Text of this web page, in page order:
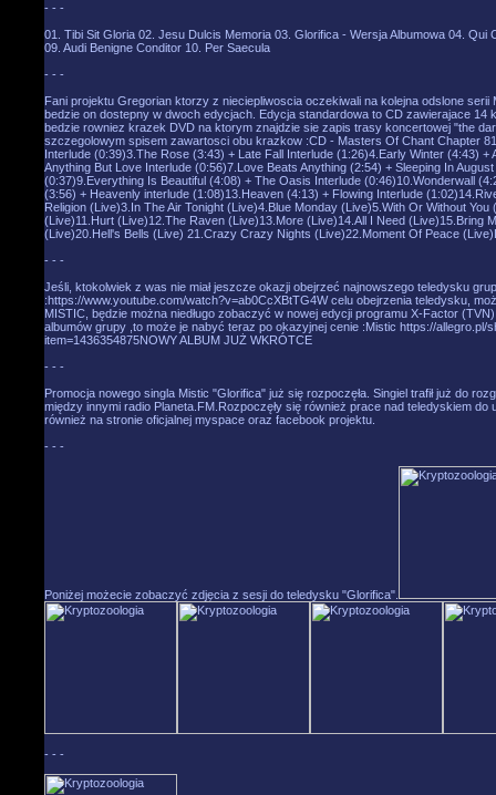
- - -
01. Tibi Sit Gloria 02. Jesu Dulcis Memoria 03. Glorifica - Wersja Albumowa 04.
09. Audi Benigne Conditor 10. Per Saecula
- - -
Fani projektu Gregorian ktorzy z nieciepliwoscia oczekiwali na kolejna odslone
bedzie on dostepny w dwoch edycjach. Edycja standardowa to CD zawierajace
bedzie rowniez krazek DVD na ktorym znajdzie sie zapis trasy koncertowej "the
szczegolowym spisem zawartosci obu krazkow :CD - Masters Of Chant Chapter
Interlude (0:39)3.The Rose (3:43) + Late Fall Interlude (1:26)4.Early Winter (4:43)
Anything But Love Interlude (0:56)7.Love Beats Anything (2:54) + Sleeping In
(0:37)9.Everything Is Beautiful (4:08) + The Oasis Interlude (0:46)10.Wonderwall
(3:56) + Heavenly interlude (1:08)13.Heaven (4:13) + Flowing Interlude
Religion (Live)3.In The Air Tonight (Live)4.Blue Monday (Live)5.With Or Without
(Live)11.Hurt (Live)12.The Raven (Live)13.More (Live)14.All I Need (Live)15.Bring
(Live)20.Hell's Bells (Live) 21.Crazy Crazy Nights (Live)22.Moment Of Peace
- - -
Jeśli, ktokolwiek z was nie miał jeszcze okazji obejrzeć najnowszego teledysku
:https://www.youtube.com/watch?v=ab0CcXBtTG4W celu obejrzenia teledysku,
MISTIC, będzie można niedługo zobaczyć w nowej edycji programu X-Factor
albumów grupy ,to może je nabyć teraz po okazyjnej cenie :Mistic https://
item=1436354875NOWY ALBUM JUŻ WKRÓTCE
- - -
Promocja nowego singla Mistic "Glorifica" już się rozpoczęła. Singiel trafił już do
między innymi radio Planeta.FM.Rozpoczęły się również prace nad teledyskiem
również na stronie oficjalnej myspace oraz facebook projektu.
- - -
Poniżej możecie zobaczyć zdjęcia z sesji do teledysku "Glorifica".
- - -